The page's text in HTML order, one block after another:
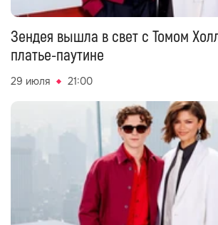
Зендея вышла в свет с Томом
платье-паутине
29 июля 21:00